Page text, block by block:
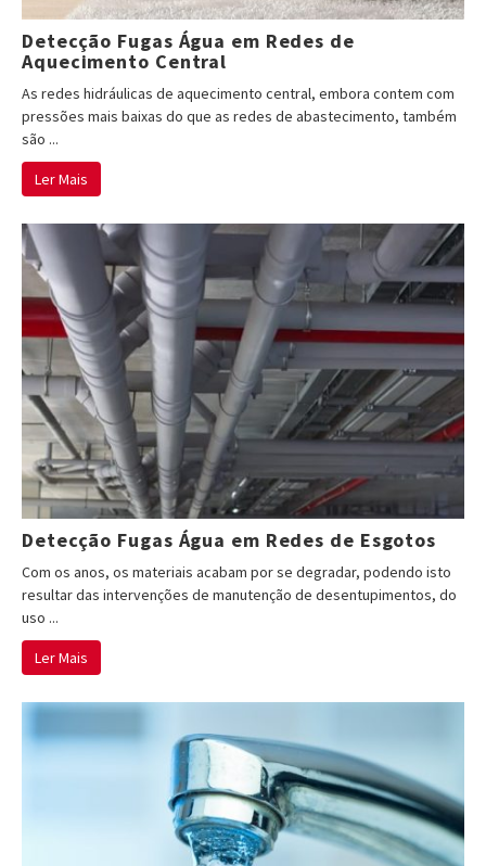
Detecção Fugas Água em Redes de
Aquecimento Central
As redes hidráulicas de aquecimento central, embora contem com
pressões mais baixas do que as redes de abastecimento, também
são ...
Ler Mais
Detecção Fugas Água em Redes de Esgotos
Com os anos, os materiais acabam por se degradar, podendo isto
resultar das intervenções de manutenção de desentupimentos, do
uso ...
Ler Mais